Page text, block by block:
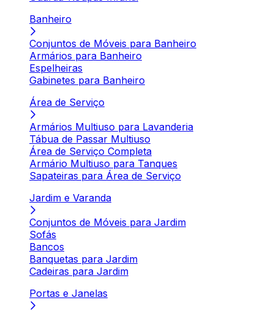
Banheiro
Conjuntos de Móveis para Banheiro
Armários para Banheiro
Espelheiras
Gabinetes para Banheiro
Área de Serviço
Armários Multiuso para Lavanderia
Tábua de Passar Multiuso
Área de Serviço Completa
Armário Multiuso para Tanques
Sapateiras para Área de Serviço
Jardim e Varanda
Conjuntos de Móveis para Jardim
Sofás
Bancos
Banquetas para Jardim
Cadeiras para Jardim
Portas e Janelas